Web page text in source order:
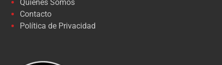
Quiénes Somos
Contacto
Política de Privacidad